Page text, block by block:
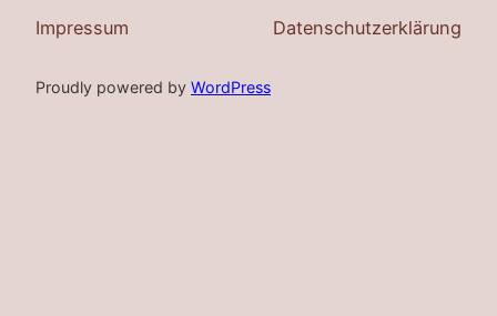
Impressum Datenschutzerklärung
Proudly powered by WordPress